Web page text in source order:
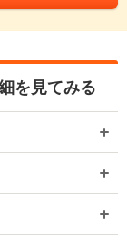
を見てみる